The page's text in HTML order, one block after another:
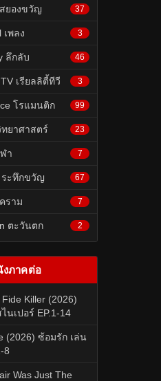
ยองขวัญ 37
เพลง 3
ลึกลับ 46
เรียลลิตี้ทีวี 3
โรแมนติก 99
ทยาศาสตร์ 23
า 7
ระทึกขวัญ 67
ราม 7
ตะวันตก 2
งภาคต่อ
Fide Killer (2026)
นเปอร์ EP.1-14
(2026) ซ้อมรัก เล่น
8
Was Just The